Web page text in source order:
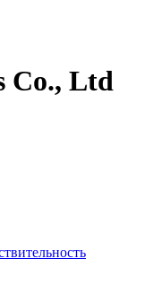
Co., Ltd